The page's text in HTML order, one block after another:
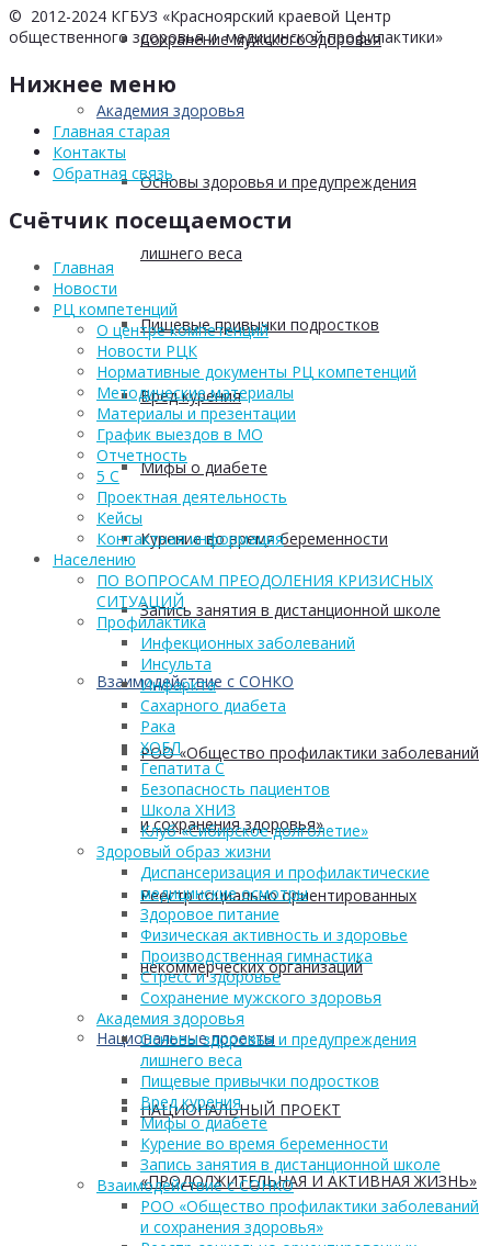
Сохранение мужского здоровья
Академия здоровья
Основы здоровья и предупреждения
лишнего веса
Пищевые привычки подростков
Вред курения
Мифы о диабете
Курение во время беременности
Запись занятия в дистанционной школе
Взаимодействие с СОНКО
РОО «Общество профилактики заболеваний
и сохранения здоровья»
Реестр социально ориентированных
некоммерческих организаций
Национальные проекты
НАЦИОНАЛЬНЫЙ ПРОЕКТ
«ПРОДОЛЖИТЕЛЬНАЯ И АКТИВНАЯ ЖИЗНЬ»
© 2012-2024 КГБУЗ «Красноярский краевой Центр
общественного здоровья и медицинской профилактики»
Нижнее меню
Главная старая
Контакты
Обратная связь
Счётчик посещаемости
Главная
Новости
РЦ компетенций
О центре компетенций
Новости РЦК
Нормативные документы РЦ компетенций
Методические материалы
Материалы и презентации
График выездов в МО
Отчетность
5 С
Проектная деятельность
Кейсы
Контактная информация
Населению
ПО ВОПРОСАМ ПРЕОДОЛЕНИЯ КРИЗИСНЫХ
СИТУАЦИЙ
Профилактика
Инфекционных заболеваний
Инсульта
Инфаркта
Сахарного диабета
Рака
ХОБЛ
Гепатита С
Безопасность пациентов
Школа ХНИЗ
Клуб «Сибирское долголетие»
Здоровый образ жизни
Диспансеризация и профилактические
медицинские осмотры
Здоровое питание
Физическая активность и здоровье
Производственная гимнастика
Стресс и здоровье
Сохранение мужского здоровья
Академия здоровья
Основы здоровья и предупреждения
лишнего веса
Пищевые привычки подростков
Вред курения
Мифы о диабете
Курение во время беременности
Запись занятия в дистанционной школе
Взаимодействие с СОНКО
РОО «Общество профилактики заболеваний
и сохранения здоровья»